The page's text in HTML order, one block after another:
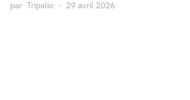
par Tripalio 29 avril 2026